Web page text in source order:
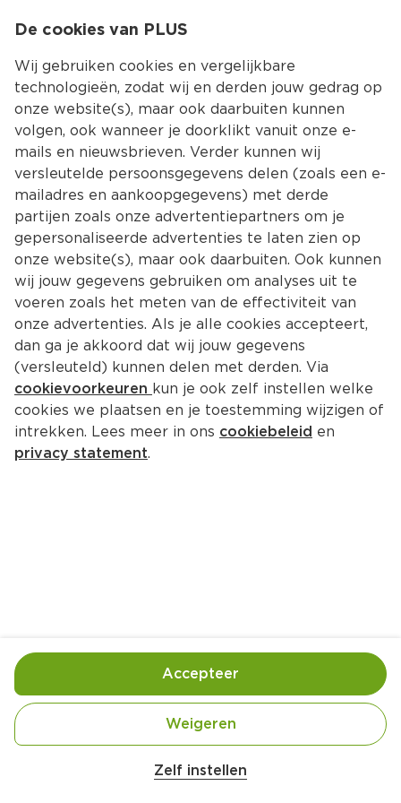
Kies jouw
Ingrediënten Bereiding
De cookies van PLUS
Wij gebruiken cookies en vergelijkbare
technologieën, zodat wij en derden jouw gedrag op
onze website(s), maar ook daarbuiten kunnen
volgen, ook wanneer je doorklikt vanuit onze e-
mails en nieuwsbrieven. Verder kunnen wij
versleutelde persoonsgegevens delen (zoals een e-
mailadres en aankoopgegevens) met derde
partijen zoals onze advertentiepartners om je
gepersonaliseerde advertenties te laten zien op
onze website(s), maar ook daarbuiten. Ook kunnen
wij jouw gegevens gebruiken om analyses uit te
voeren zoals het meten van de effectiviteit van
onze advertenties. Als je alle cookies accepteert,
dan ga je akkoord dat wij jouw gegevens
(versleuteld) kunnen delen met derden. Via
cookievoorkeuren kun je ook zelf instellen welke
cookies we plaatsen en je toestemming wijzigen of
intrekken. Lees meer in ons cookiebeleid en
privacy statement.
Zelf instellen
Weigeren
Accepteer